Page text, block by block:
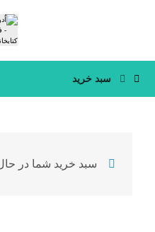
سبد خرید
سبد خرید شما در